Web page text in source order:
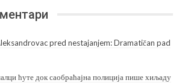
pred nestajanjem: Dramatičan pad
ћуте док саобраћајна полиција пише хиљаду